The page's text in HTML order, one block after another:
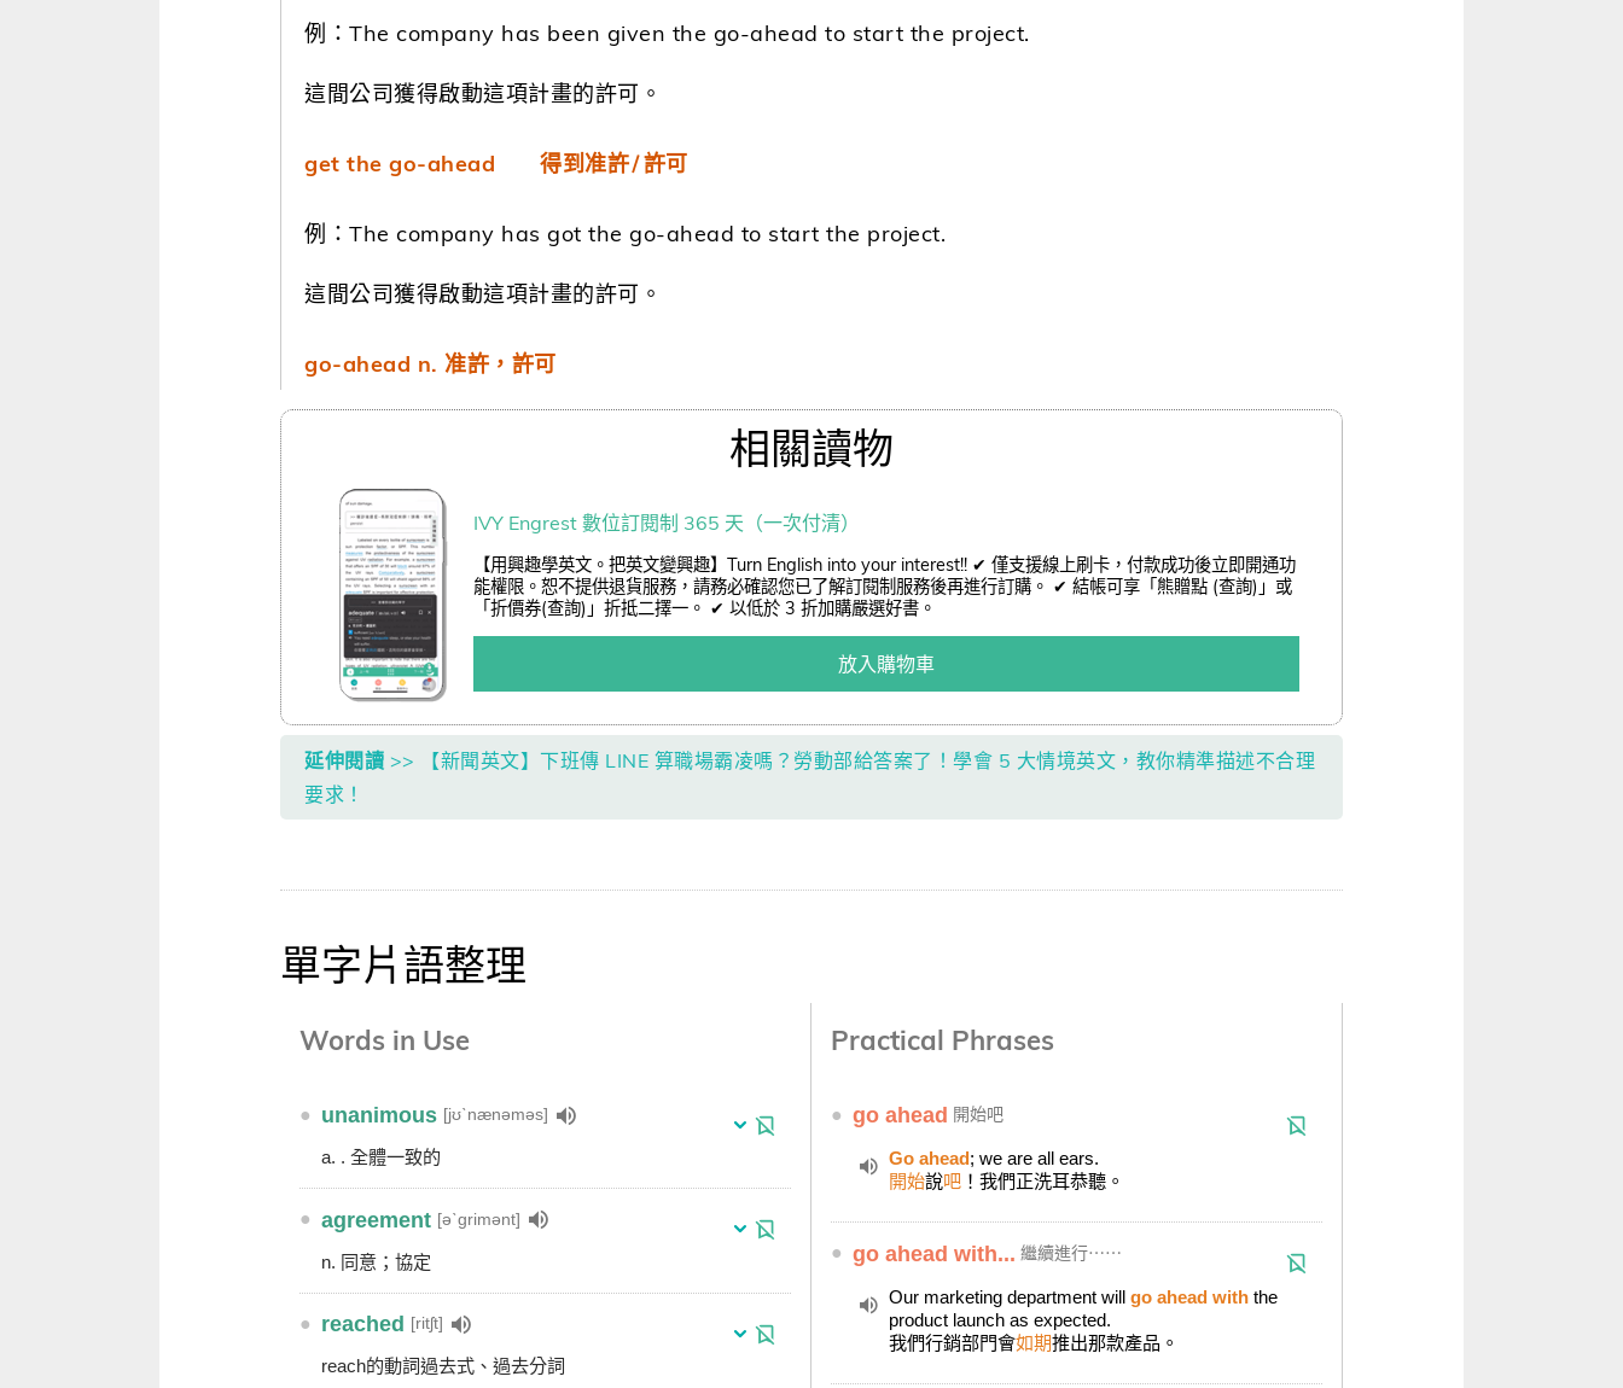
例：The company has been given the go-ahead to start the project.
這間公司獲得啟動這項計畫的許可。
get the go-ahead 得到准許∕許可
例：The company has got the go-ahead to start the project.
這間公司獲得啟動這項計畫的許可。
go-ahead n. 准許，許可
相關讀物
IVY Engrest 數位訂閱制 365 天（一次付清）
【用興趣學英文。把英文變興趣】Turn English into your interest!! ✔ 僅支援線上刷卡，付款成功後立即開通功
能權限。恕不提供退貨服務，請務必確認您已了解訂閱制服務後再進行訂購。 ✔ 結帳可享「熊贈點 (查詢)」或
「折價券(查詢)」折抵二擇一。 ✔ 以低於 3 折加購嚴選好書。
放入購物車
延伸閱讀 >> 【新聞英文】下班傳 LINE 算職場霸凌嗎？勞動部給答案了！學會 5 大情境英文，教你精準描述不合理
要求！
單字片語整理
Words in Use
● unanimous [jʊˋnænəməs]
a. . 全體一致的
● agreement [əˋgrimənt]
n. 同意；協定
● reached [ritʃt]
reach的動詞過去式、過去分詞
Practical Phrases
● go ahead 開始吧
Go ahead; we are all ears.
開始說吧 ！我們正洗耳恭聽。
● go ahead with... 繼續進行⋯⋯
Our marketing department will go ahead with the
product launch as expected.
我們行銷部門會如期推出那款產品。